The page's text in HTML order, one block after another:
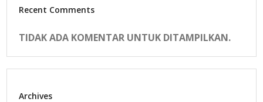
Recent Comments
TIDAK ADA KOMENTAR UNTUK DITAMPILKAN.
Archives